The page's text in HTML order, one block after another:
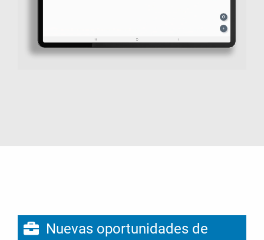
Nuevas oportunidades de